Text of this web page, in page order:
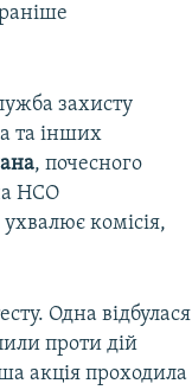
захисту
та інших
, почесного
НСО
комісія,
Одна відбулася
проти дій
акція проходила